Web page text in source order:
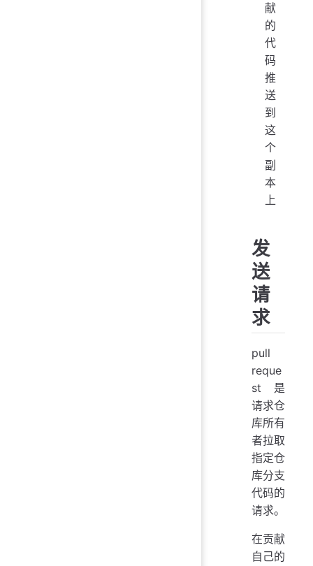
献
的
代
码
推
送
到
这
个
副
本
上
发
送
请
求
pull
reque
st 是
请求仓
库所有
者拉取
指定仓
库分支
代码的
请求。
在贡献
自己的